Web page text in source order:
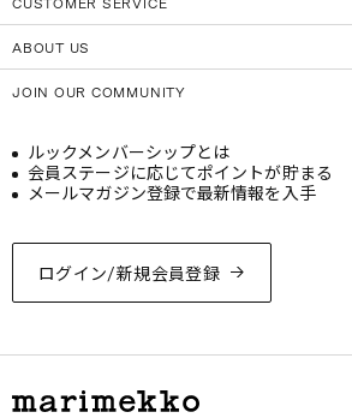
CUSTOMER SERVICE
ABOUT US
JOIN OUR COMMUNITY
ログイン/新規会員登録
ルックメンバーシップとは
会員ステージに応じてポイントが貯まる
メールマガジン登録で最新情報を入手